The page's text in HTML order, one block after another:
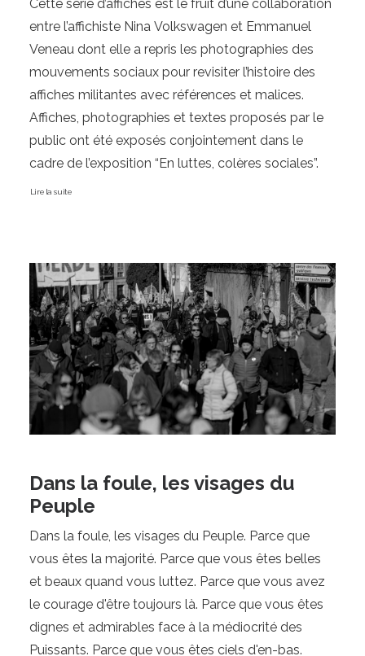
Cette série d’affiches est le fruit d’une collaboration
entre l’affichiste Nina Volkswagen et Emmanuel
Veneau dont elle a repris les photographies des
mouvements sociaux pour revisiter l’histoire des
affiches militantes avec références et malices.
Affiches, photographies et textes proposés par le
public ont été exposés conjointement dans le
Lire la suite
Dans la foule, les visages du
Peuple
Dans la foule, les visages du Peuple. Parce que
vous êtes la majorité. Parce que vous êtes belles
et beaux quand vous luttez. Parce que vous avez
le courage d'être toujours là. Parce que vous êtes
dignes et admirables face à la médiocrité des
Puissants. Parce que vous êtes ciels d'en-bas.